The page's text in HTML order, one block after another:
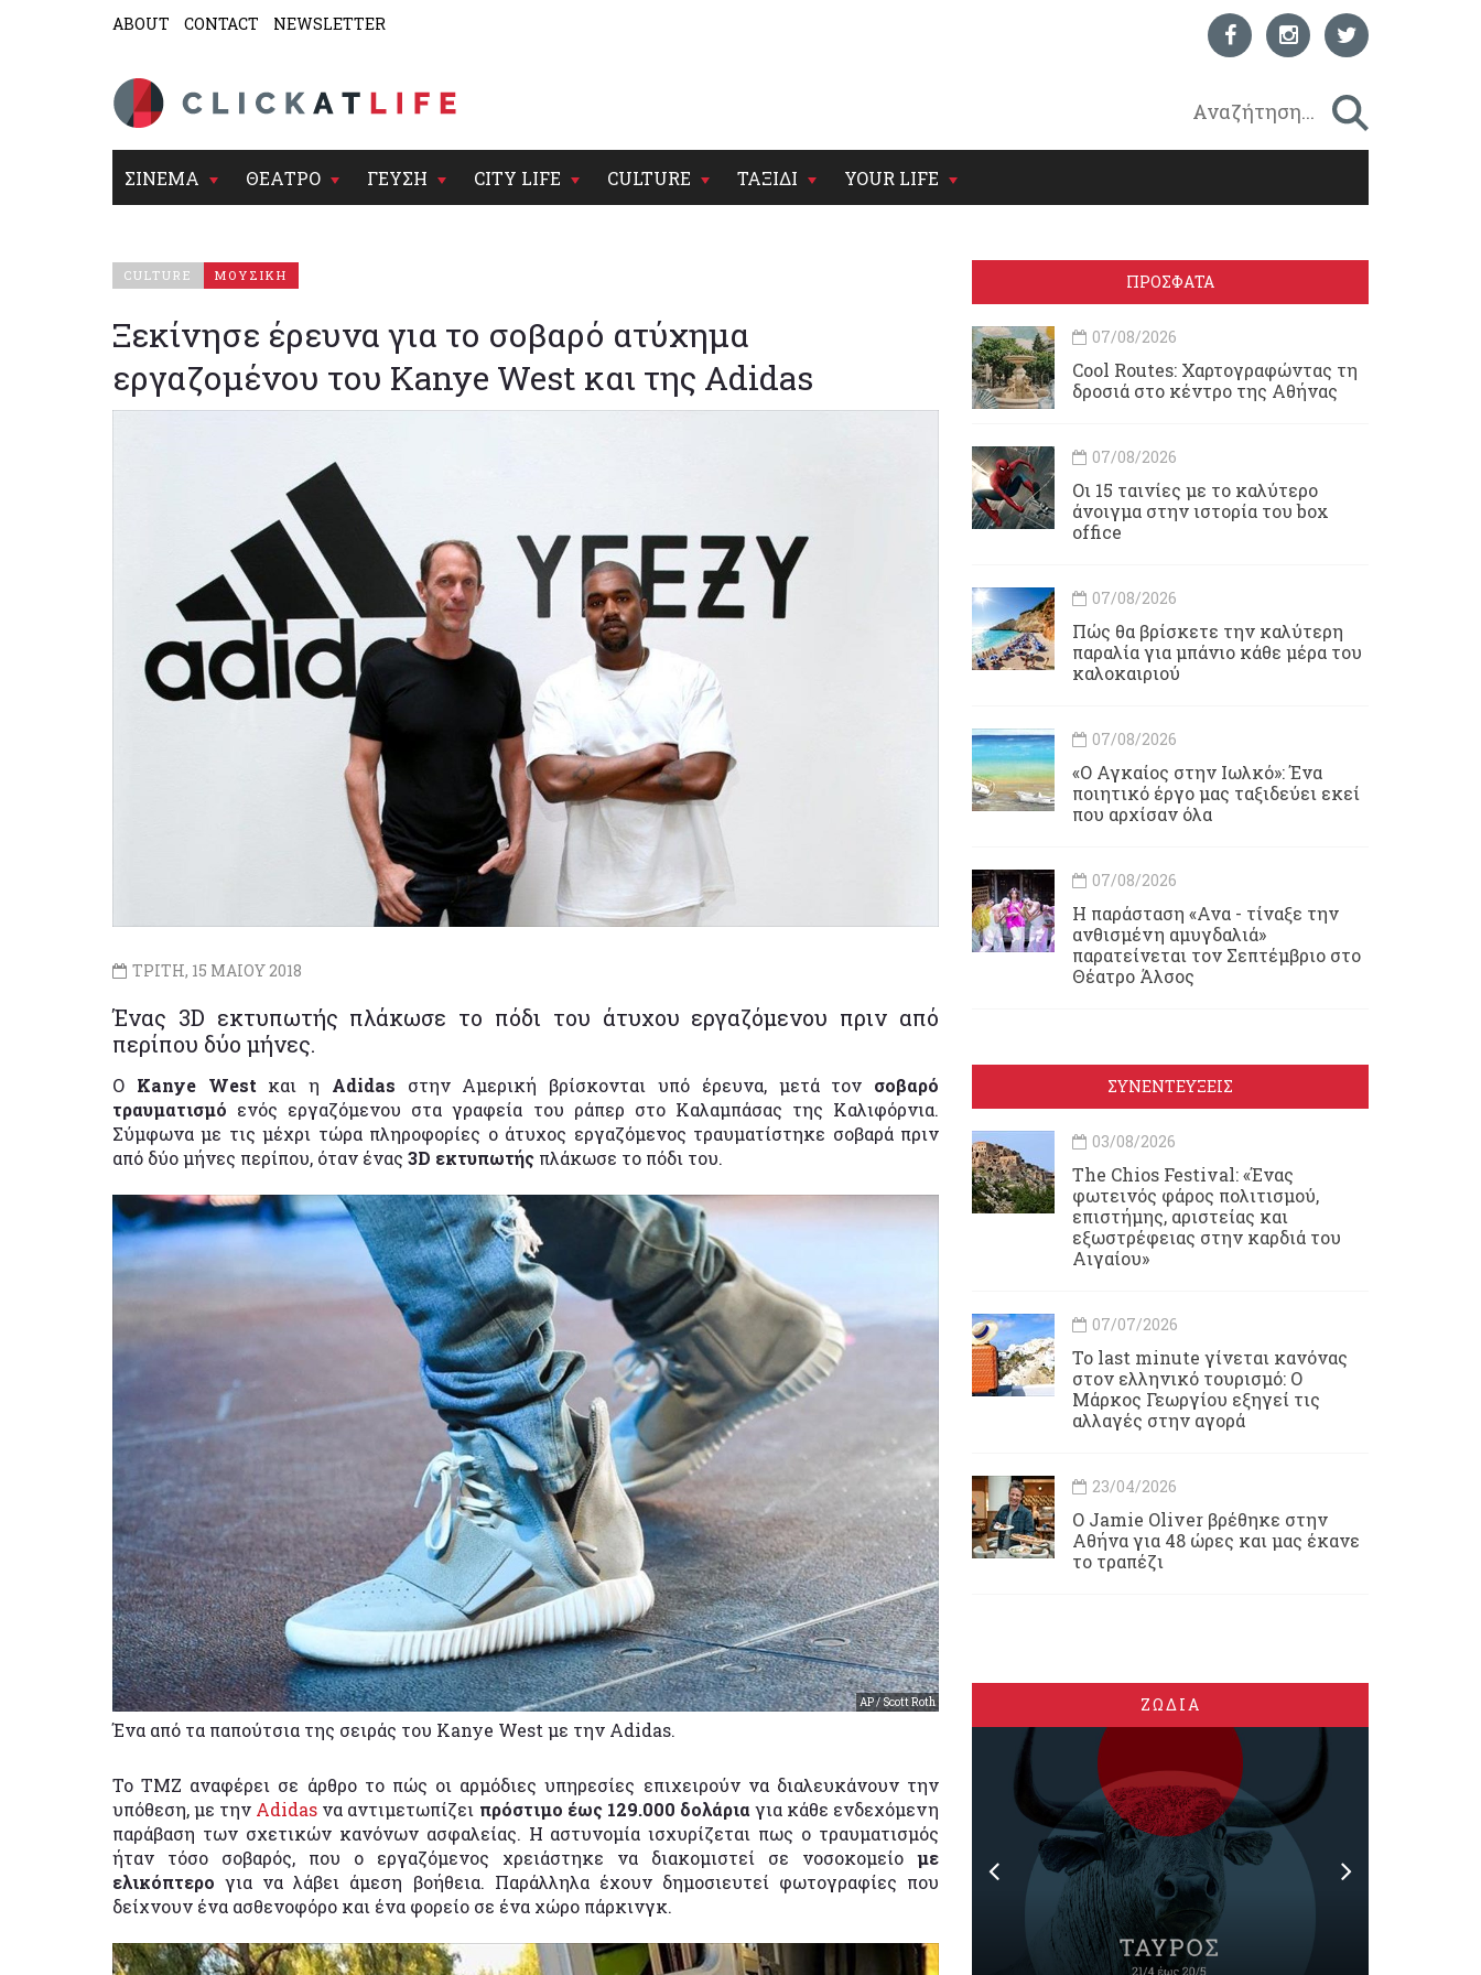
ABOUT CONTACT NEWSLETTER
ΣΙΝΕΜΑ ΘΕΑΤΡΟ ΓΕΥΣΗ CITY LIFE CULTURE ΤΑΞΙΔΙ YOUR LIFE
CULTURE ΜΟΥΣΙΚΗ
Ξεκίνησε έρευνα για το σοβαρό ατύχημα
εργαζομένου του Kanye West και της Adidas
ΤΡΙΤΗ, 15 ΜΑΙΟΥ 2018
Ένας 3D εκτυπωτής πλάκωσε το πόδι του άτυχου εργαζόμενου πριν από
περίπου δύο μήνες.
Ο Kanye West και η Adidas στην Αμερική βρίσκονται υπό έρευνα, μετά τον σοβαρό
τραυματισμό ενός εργαζόμενου στα γραφεία του ράπερ στο Καλαμπάσας της Καλιφόρνια.
Σύμφωνα με τις μέχρι τώρα πληροφορίες ο άτυχος εργαζόμενος τραυματίστηκε σοβαρά πριν
από δύο μήνες περίπου, όταν ένας 3D εκτυπωτής πλάκωσε το πόδι του.
AP / Scott Roth
Ένα από τα παπούτσια της σειράς του Kanye West με την Adidas.
Το TMZ αναφέρει σε άρθρο το πώς οι αρμόδιες υπηρεσίες επιχειρούν να διαλευκάνουν την
υπόθεση, με την Adidas να αντιμετωπίζει πρόστιμο έως 129.000 δολάρια για κάθε ενδεχόμενη
παράβαση των σχετικών κανόνων ασφαλείας. Η αστυνομία ισχυρίζεται πως ο τραυματισμός
ήταν τόσο σοβαρός, που ο εργαζόμενος χρειάστηκε να διακομιστεί σε νοσοκομείο με
ελικόπτερογια να λάβει άμεση βοήθεια. Παράλληλα έχουν δημοσιευτεί φωτογραφίες που
δείχνουν ένα ασθενοφόρο και ένα φορείο σε ένα χώρο πάρκινγκ.
ΠΡΟΣΦΑΤΑ
07/08/2026
Cool Routes: Χαρτογραφώντας τη
δροσιά στο κέντρο της Αθήνας
07/08/2026
Οι 15 ταινίες με το καλύτερο
άνοιγμα στην ιστορία του box
office
07/08/2026
Πώς θα βρίσκετε την καλύτερη
παραλία για μπάνιο κάθε μέρα του
καλοκαιριού
07/08/2026
«Ο Αγκαίος στην Ιωλκό»: Ένα
ποιητικό έργο μας ταξιδεύει εκεί
που αρχίσαν όλα
07/08/2026
Η παράσταση «Ανα - τίναξε την
ανθισμένη αμυγδαλιά»
παρατείνεται τον Σεπτέμβριο στο
Θέατρο Άλσος
ΣΥΝΕΝΤΕΥΞΕΙΣ
03/08/2026
Τhe Chios Festival: «Ένας
φωτεινός φάρος πολιτισμού,
επιστήμης, αριστείας και
εξωστρέφειας στην καρδιά του
Αιγαίου»
07/07/2026
Το last minute γίνεται κανόνας
στον ελληνικό τουρισμό: Ο
Μάρκος Γεωργίου εξηγεί τις
αλλαγές στην αγορά
23/04/2026
Ο Jamie Oliver βρέθηκε στην
Αθήνα για 48 ώρες και μας έκανε
το τραπέζι
ΖΩΔΙΑ